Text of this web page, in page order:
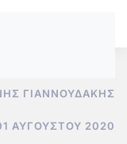
ΓΙΑΝΝΟΥΔΆΚΗΣ
ΑΥΓΟΎΣΤΟΥ 2020